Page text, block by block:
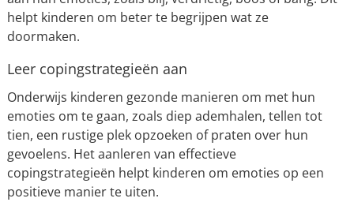
helpt kinderen om beter te begrijpen wat ze
doormaken.
Leer copingstrategieën aan
Onderwijs kinderen gezonde manieren om met hun
emoties om te gaan, zoals diep ademhalen, tellen tot
tien, een rustige plek opzoeken of praten over hun
gevoelens. Het aanleren van effectieve
copingstrategieën helpt kinderen om emoties op een
positieve manier te uiten.